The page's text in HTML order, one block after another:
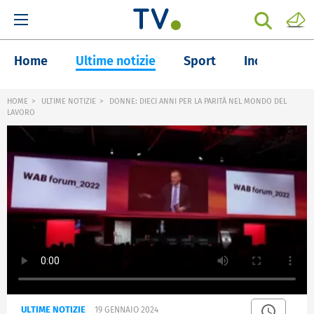
Home Ultime notizie Sport Inchieste
HOME ULTIME NOTIZIE
DONNE: DIECI ANNI PER LA PARITÀ NEL MONDO DEL
LAVORO
ULTIME NOTIZIE 19 GENNAIO 2024